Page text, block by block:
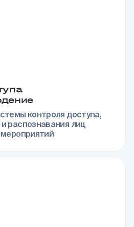
контроля доступа,
распознавания лиц